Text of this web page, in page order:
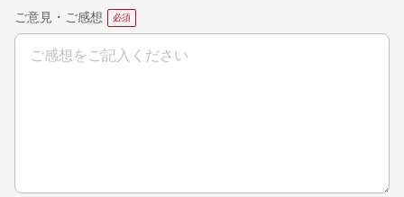
ご意見・ご感想